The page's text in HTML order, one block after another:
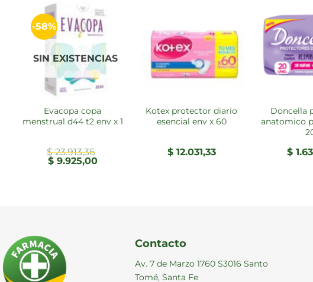
-58%
SIN EXISTENCIAS
evacopa copa
menstrual d44 t2 env x 1
$23.913,36
El
precio
$9.925,00El
kotex protector diario
esencial env x 60
$12.031,33
doncella prot s-des
anatomico
$
Contacto
Av. 7 de Marzo 1760 S3016 Santo
Tomé, Santa Fe